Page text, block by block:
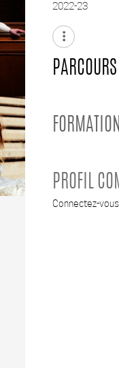
2022-23
more_vert
PARCOURS
PROFIL
Connectez-